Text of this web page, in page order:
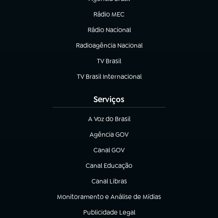
(abre em nova aba)
Rádio MEC
Rádio Nacional
(abre em nova aba)
Radioagência Nacional
(abre em nova aba)
TV Brasil
(abre em nova aba)
TV Brasil Internacional
(abre em nova aba)
Serviços
A Voz do Brasil
(abre em nova aba)
Agência GOV
(abre em nova aba)
Canal GOV
(abre em nova aba)
Canal Educação
(abre em nova aba)
Canal Libras
(abre em nova aba)
Monitoramento e Análise de Mídias
(abre em nova aba)
Publicidade Legal
(abre em nova aba)